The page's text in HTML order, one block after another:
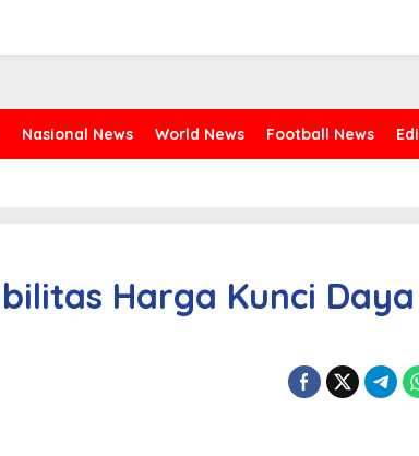
Nasional News World News Football News
Harga Kunci Daya